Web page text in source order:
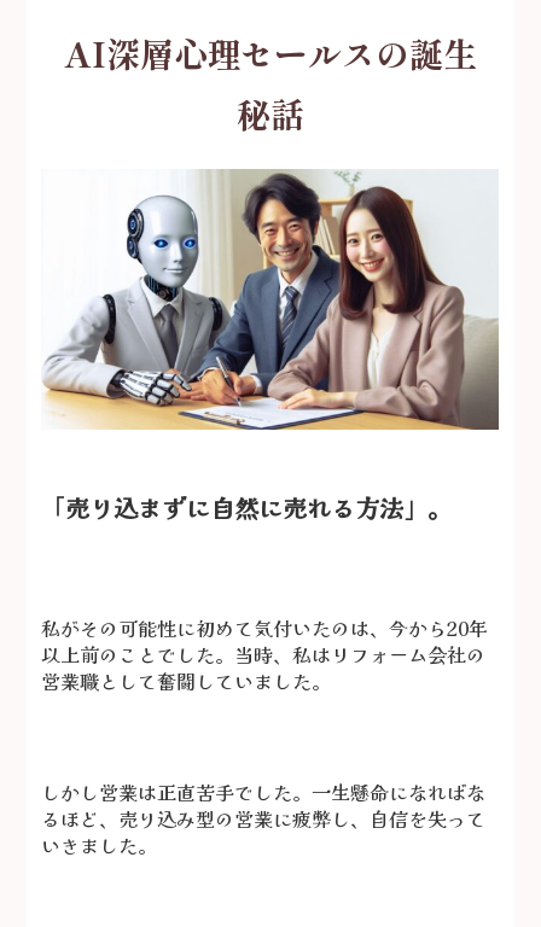
AI深層心理セールスの誕生
秘話
「売り込まずに自然に売れる方法」。
私がその可能性に初めて気付いたのは、今から20年
以上前のことでした。当時、私はリフォーム会社の
営業職として奮闘していました。
しかし営業は正直苦手でした。一生懸命になればな
るほど、売り込み型の営業に疲弊し、自信を失って
いきました。